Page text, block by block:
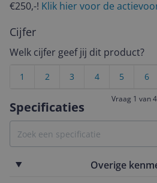
Specificaties
Overige
€250,-! Klik hier voor de
Cijfer
Welk cijfer geef jij dit product?
6
5
4
3
2
1
Vraag 1 van 4